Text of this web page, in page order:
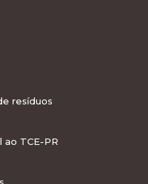
resíduos
ao TCE-PR